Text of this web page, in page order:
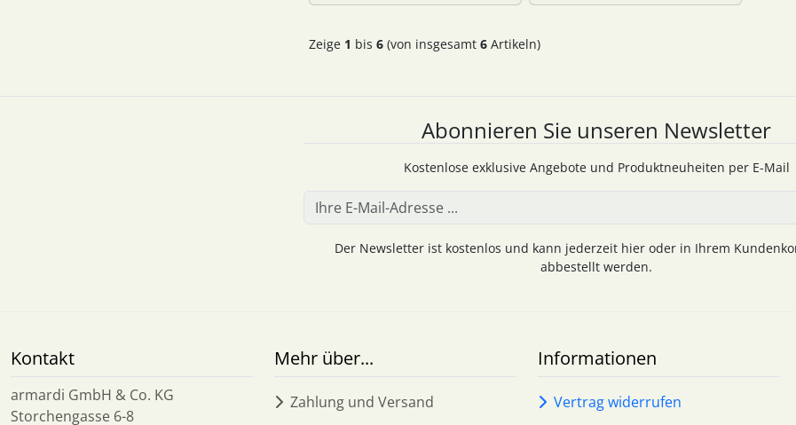
Zeige 1 bis 6 (von insgesamt 6 Artikeln)
Abonnieren Sie unseren Newsletter
Kostenlose exklusive Angebote und Produktneuheiten per E-Mail
Der Newsletter ist kostenlos und kann jederzeit hier oder in Ihrem
abbestellt werden.
Kontakt
armardi GmbH & Co. KG
Storchengasse 6-8
Mehr über...
Zahlung und Versand
Informationen
Vertrag widerrufen